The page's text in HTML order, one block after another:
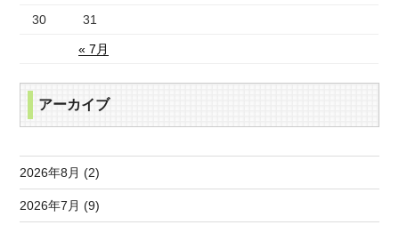
« 7月
30 31
アーカイブ
2026年8月 (2)
2026年7月 (9)